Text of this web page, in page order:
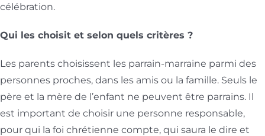
célébration.
Qui les choisit et selon quels critères ?
Les parents choisissent les parrain-marraine parmi des
personnes proches, dans les amis ou la famille. Seuls le
père et la mère de l’enfant ne peuvent être parrains. Il
est important de choisir une personne responsable,
pour qui la foi chrétienne compte, qui saura le dire et